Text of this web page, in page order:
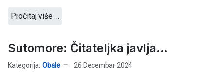
Pročitaj više …
Sutomore: Čitateljka javlja...
Kategorija: Obale 26 Decembar 2024